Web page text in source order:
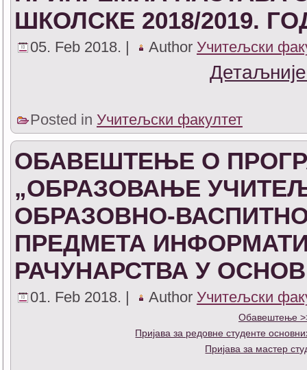
ШКОЛСКЕ 2018/2019.
05. Feb 2018. | Author Учитељски
Posted in Учитељски факултет
ОБАВЕШТЕЊЕ О
„ОБРАЗОВАЊЕ
ОБРАЗОВНО-
ПРЕДМЕТА
РАЧУНАРСТВА У
01. Feb 2018. | Author Учитељски
Обавештење
Пријава за редовне студенте
Пријава за мастер